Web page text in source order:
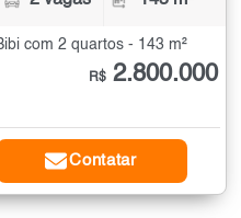
com 2 quartos - 143 m²
R$ 2.800.000
Contatar